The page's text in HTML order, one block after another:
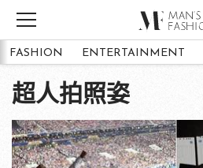
FASHION ENTERTAINMENT
超人拍照姿